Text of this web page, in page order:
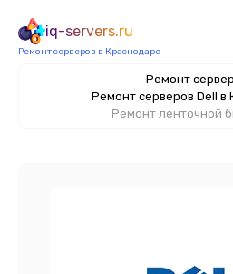
iq-servers.ru
Ремонт серверов в Краснодаре
Ремонт
Ремонт серверов Dell в
Ремонт ленточной